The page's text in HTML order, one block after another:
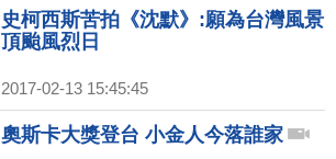
史柯西斯苦拍《沈默》:願為台灣風景
頂颱風烈日
2017-02-13 15:45:45
奧斯卡大獎登台 小金人今落誰家